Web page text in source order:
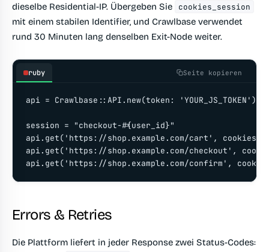
dieselbe Residential-IP. Übergeben Sie
cookies_session
mit einem stabilen Identifier, und Crawlbase verwendet
rund 30 Minuten lang denselben Exit-Node weiter.
ruby Seite kopieren
api = Crawlbase::API.new(token: 'YOUR_JS_TOKEN')
session = "checkout-#{user_id}"
api.get('https://shop.example.com/cart',
api.get('https://shop.example.com/checkout',
api.get('https://shop.example.com/confirm',
Errors & Retries
Die Plattform liefert in jeder Response zwei Status-Codes: